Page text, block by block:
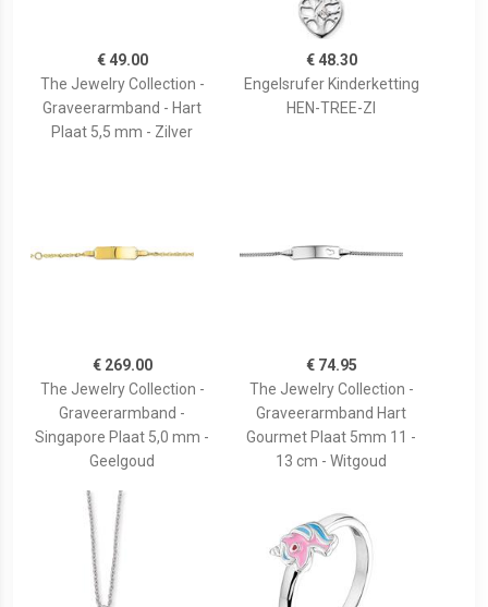
€ 49.00
The Jewelry Collection -
Graveerarmband - Hart
Plaat 5,5 mm - Zilver
€ 48.30
Engelsrufer Kinderketting
HEN-TREE-ZI
€ 269.00
The Jewelry Collection -
Graveerarmband -
Singapore Plaat 5,0 mm -
Geelgoud
€ 74.95
The Jewelry Collection -
Graveerarmband Hart
Gourmet Plaat 5mm 11 -
13 cm - Witgoud